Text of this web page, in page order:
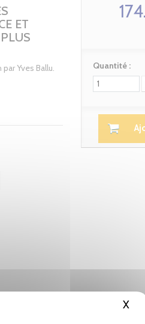
X
ET
Yves Ballu.
Quantité :